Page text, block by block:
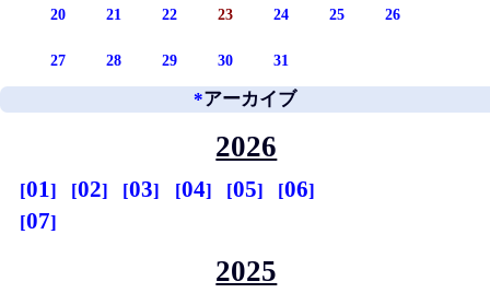
20 21 22 23 24 25 26
27 28 29 30 31
*アーカイブ
2026
01 02 03 04 05
06
07
2025